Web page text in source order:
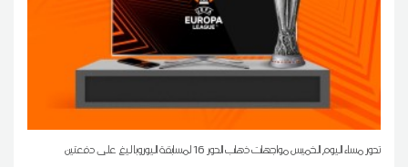
تدور مساء اليوم الخميس مواجهات ذهاب الدور 16 لمسابقة اليوروبا ليغ على دفعتين